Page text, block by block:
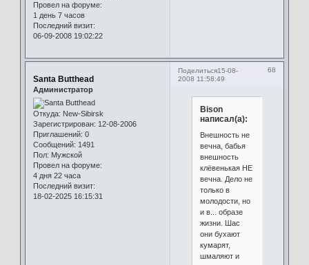
Провел на форуме:
1 день 7 часов
Последний визит:
06-09-2008 19:02:22
Поделиться 68
15-08-
2008 11:58:49
Santa Butthead
Администратор
Откуда: New-Sibirsk
Зарегистрирован: 12-08-2006
Приглашений: 0
Сообщений: 1491
Пол: Мужской
Провел на форуме:
4 дня 22 часа
Последний визит:
18-02-2025 16:15:31
Bison
написал(а):
Внешность не
вечна, бабья
внешность
клёвенькая НЕ
вечна. Дело не
только в
молодости, но
и в... образе
жизни. Шас
они бухают
кумарят,
шмаляют и